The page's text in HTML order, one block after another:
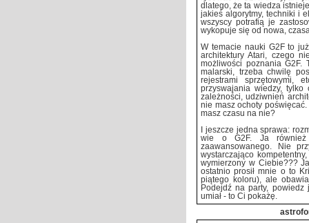
dlatego, że ta wiedza
jakieś algorytmy, techniki i
wszyscy potrafią je
wykopuje się od nowa,
W temacie nauki G2F to
architektury Atari, czego
możliwości poznania G2F.
malarski, trzeba chwilę
rejestrami sprzętowymi,
przyswajania wiedzy,
zależności, udziwnień
nie masz ochoty
masz czasu na nie?
I jeszcze jedna sprawa:
wie o G2F. Ja
zaawansowanego. Nie
wystarczająco
wymierzony w Ciebie???
ostatnio prosił mnie o to
piątego koloru), ale
Podejdź na party,
umiał - to Ci pokażę.